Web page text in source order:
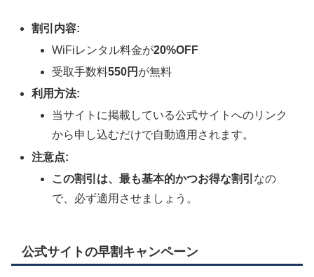
割引内容:
WiFiレンタル料金が20%OFF
受取手数料550円 が無料
利用方法:
当サイトに掲載している公式サイトへのリンク
から申し込むだけで自動適用されます。
注意点:
この割引は、最も基本的かつお得な割引 なの
で、必ず適用させましょう。
公式サイトの早割キャンペーン